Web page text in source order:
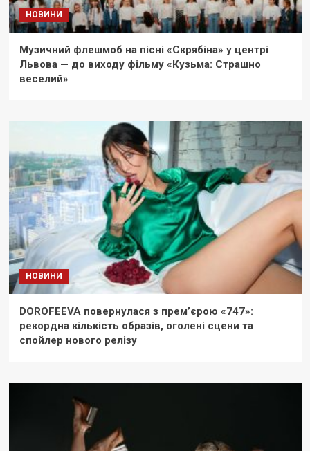
НОВИНИ
Музичний флешмоб на пісні «Скрябіна» у центрі
Львова — до виходу фільму «Кузьма: Страшно
веселий»
НОВИНИ
DOROFEEVA повернулася з прем’єрою «747»:
рекордна кількість образів, оголені сцени та
спойлер нового релізу